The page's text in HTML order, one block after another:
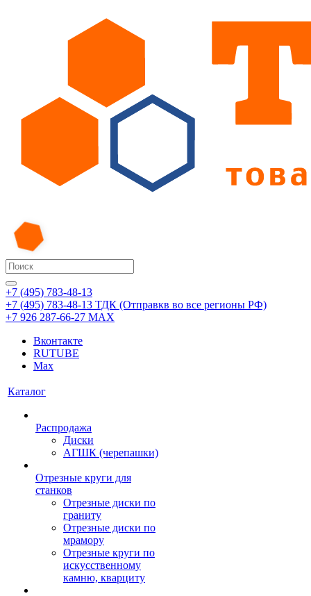
+7 (495) 783-48-13
+7 (495) 783-48-13 ТДК (Отправкв во все регионы РФ)
+7 926 287-66-27 МАХ
Вконтакте
RUTUBE
Max
Каталог
Распродажа
Диски
АГШК (черепашки)
Отрезные круги для
станков
Отрезные диски по
граниту
Отрезные диски по
мрамору
Отрезные круги по
искусственному
камню, кварциту